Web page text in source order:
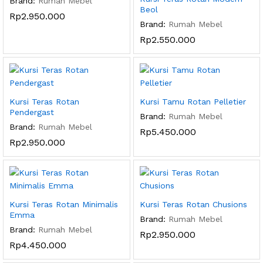
Rp2.950.000
Beol
Brand: Rumah Mebel
Rp2.550.000
Kursi Teras Rotan
Pendergast
Brand: Rumah Mebel
Rp2.950.000
Kursi Tamu Rotan Pelletier
Brand: Rumah Mebel
Rp5.450.000
Kursi Teras Rotan Minimalis
Emma
Brand: Rumah Mebel
Rp4.450.000
Kursi Teras Rotan Chusions
Brand: Rumah Mebel
Rp2.950.000